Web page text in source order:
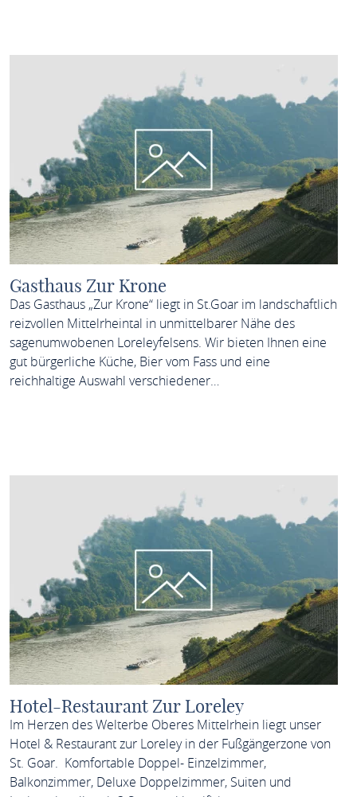
Gasthaus Zur Krone
Das Gasthaus „Zur Krone“ liegt in St.Goar im landschaftlich
reizvollen Mittelrheintal in unmittelbarer Nähe des
sagenumwobenen Loreleyfelsens. Wir bieten Ihnen eine
gut bürgerliche Küche, Bier vom Fass und eine
reichhaltige Auswahl verschiedener…
Hotel-Restaurant Zur Loreley
Im Herzen des Welterbe Oberes Mittelrhein liegt unser
Hotel & Restaurant zur Loreley in der Fußgängerzone von
St. Goar. Komfortable Doppel- Einzelzimmer,
Balkonzimmer, Deluxe Doppelzimmer, Suiten und